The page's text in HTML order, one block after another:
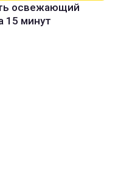
освежающий
15 минут